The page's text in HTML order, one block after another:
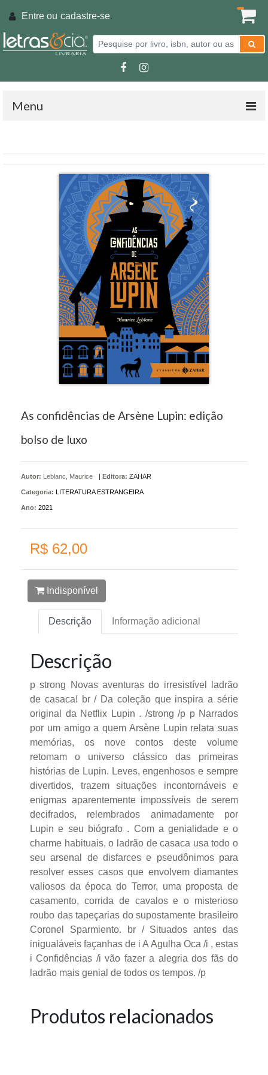
Entre ou cadastre-se.
Menu
As confidências de Arsène Lupin: edição
bolso de luxo
Autor: Leblanc, Maurice | Editora: ZAHAR
Categoria: LITERATURA ESTRANGEIRA
Ano: 2021
R$ 62,00
Indisponível
Descrição Informação adicional
Descrição
p strong Novas aventuras do irresistível ladrão
de casaca! br / Da coleção que inspira a série
original da Netflix Lupin . /strong /p p Narrados
por um amigo a quem Arsène Lupin relata suas
memórias, os nove contos deste volume
retomam o universo clássico das primeiras
histórias de Lupin. Leves, engenhosos e sempre
divertidos, trazem situações incontornáveis e
enigmas aparentemente impossíveis de serem
decifrados, relembrados animadamente por
Lupin e seu biógrafo . Com a genialidade e o
charme habituais, o ladrão de casaca usa todo o
seu arsenal de disfarces e pseudônimos para
resolver esses casos que envolvem diamantes
valiosos da época do Terror, uma proposta de
casamento, corrida de cavalos e o misterioso
roubo das tapeçarias do supostamente brasileiro
Coronel Sparmiento. br / Situados antes das
inigualáveis façanhas de i A Agulha Oca /i , estas
i Confidências /i vão fazer a alegria dos fãs do
ladrão mais genial de todos os tempos. /p
Produtos relacionados